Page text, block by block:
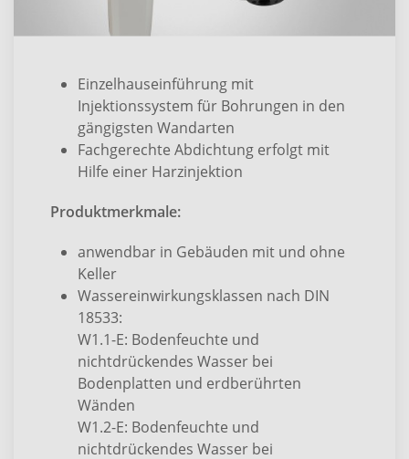
Einzelhauseinführung mit
Injektionssystem für Bohrungen in den
gängigsten Wandarten
Fachgerechte Abdichtung erfolgt mit
Hilfe einer Harzinjektion
Produktmerkmale:
anwendbar in Gebäuden mit und ohne
Keller
Wassereinwirkungsklassen nach DIN
18533:
W1.1-E: Bodenfeuchte und
nichtdrückendes Wasser bei
Bodenplatten und erdberührten
Wänden
W1.2-E: Bodenfeuchte und
nichtdrückendes Wasser bei